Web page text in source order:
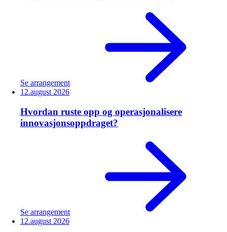
Se arrangement
12.august 2026
Hvordan ruste opp og operasjonalisere
innovasjonsoppdraget?
Se arrangement
12.august 2026